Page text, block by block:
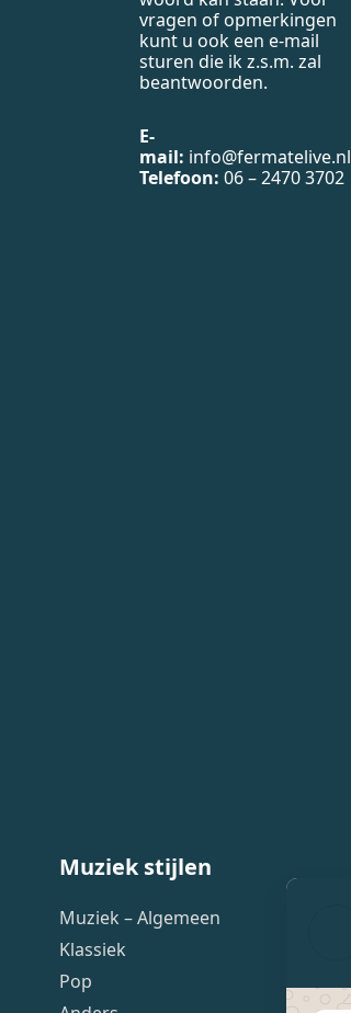
vragen of opmerkingen
kunt u ook een e-mail
sturen die ik z.s.m. zal
beantwoorden.
E-
mail: info@fermatelive.nl
Telefoon: 06 – 2470 3702
Muziek stijlen
Muziek – Algemeen
Klassiek
Pop